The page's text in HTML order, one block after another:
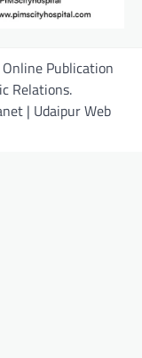
Publication
Relations.
| Udaipur Web